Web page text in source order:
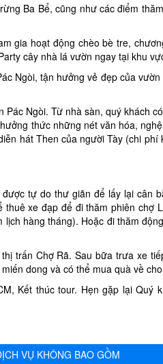
Ba Bể, cũng như các điểm
gia hoạt động chèo bè tre,
cây nhà lá vườn ngay tại khu
Ngòi, tận hưởng vẻ đẹp của
Ngòi. Từ nhà sàn, quý khách
thức những nét văn hóa,
hát Then của người Tày (chi phí
tự do thư giãn để lấy lại cân
xe đạp để đi thăm phiên chợ
hàng tháng). Hoặc đi thăm
trấn Chợ Rã. Sau bữa trưa xe
dong và có thể mua quà về
Kết thúc tour. Hẹn gặp lại Quý
VỤ KHÔNG BAO GỒM